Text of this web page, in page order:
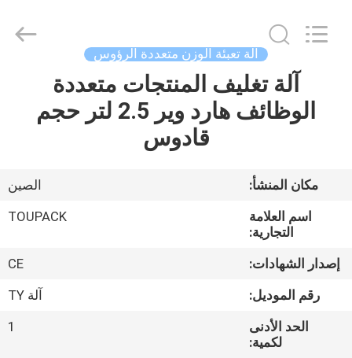
معلومات
جولة
المصنع
EQUIPMENT
آلة تعبئة الوزن متعددة الرؤوس
آلة تغليف المنتجات متعددة
الوظائف هارد وير 2.5 لتر حجم
قادوس
مكان المنشأ:
الصين
اسم العلامة
التجارية:
TOUPACK
إصدار الشهادات:
CE
رقم الموديل:
آلة TY
الحد الأدنى
لكمية:
1